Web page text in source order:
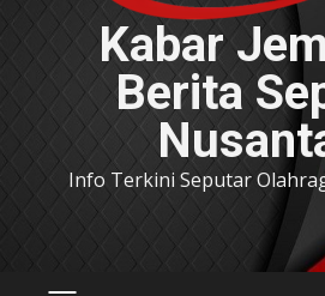
Kabar
Berita
Info Terkini Seputar